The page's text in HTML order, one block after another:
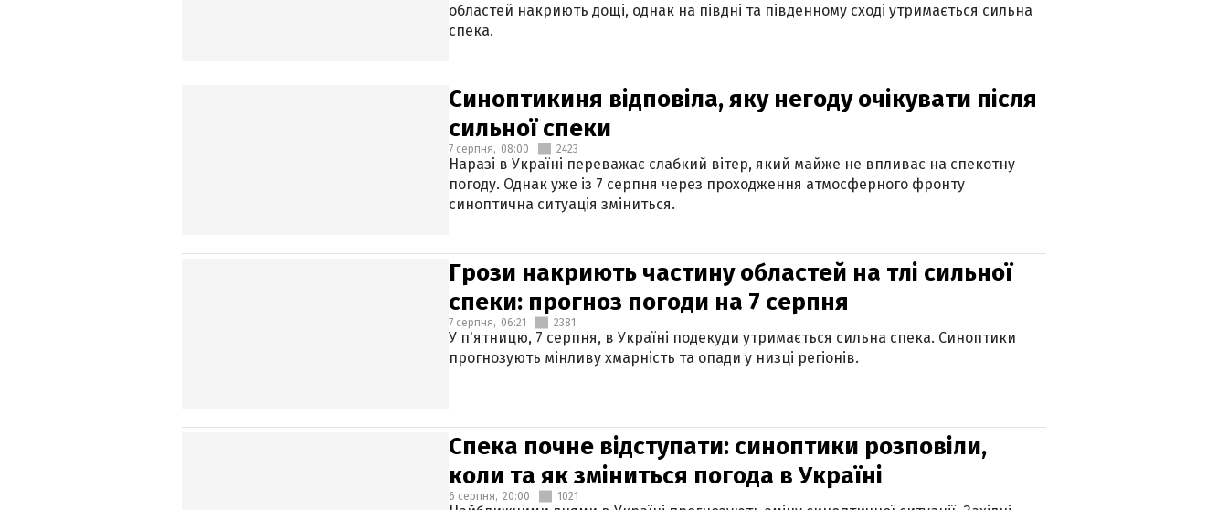
областей накриють дощі, однак на півдні та південному сході утримається сильна
спека.
Синоптикиня відповіла, яку негоду очікувати після
сильної спеки
7 серпня, 08:00 2423
Наразі в Україні переважає слабкий вітер, який майже не впливає на спекотну
погоду. Однак уже із 7 серпня через проходження атмосферного фронту
синоптична ситуація зміниться.
Грози накриють частину областей на тлі сильної
спеки: прогноз погоди на 7 серпня
7 серпня, 06:21 2381
У п'ятницю, 7 серпня, в Україні подекуди утримається сильна спека. Синоптики
прогнозують мінливу хмарність та опади у низці регіонів.
Спека почне відступати: синоптики розповіли,
коли та як зміниться погода в Україні
6 серпня, 20:00 1021